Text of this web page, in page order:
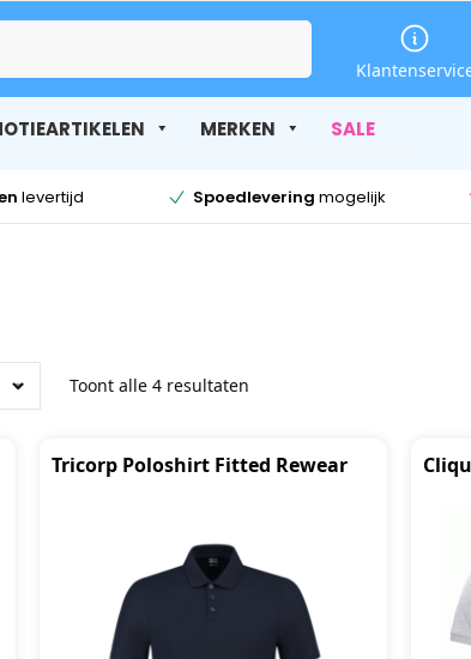
MERKEN SALE
levertijd Spoedlevering mogelijk
Toont alle 4 resultaten
Tricorp Poloshirt Fitted Rewear